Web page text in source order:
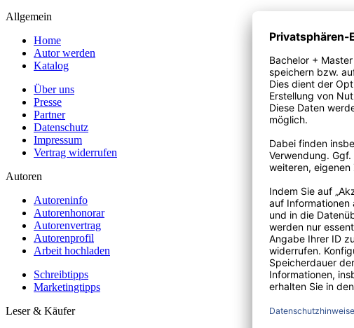
Allgemein
Home
Autor werden
Katalog
Über uns
Presse
Partner
Datenschutz
Impressum
Vertrag widerrufen
Autoren
Autoreninfo
Autorenhonorar
Autorenvertrag
Autorenprofil
Arbeit hochladen
Schreibtipps
Marketingtipps
Leser & Käufer